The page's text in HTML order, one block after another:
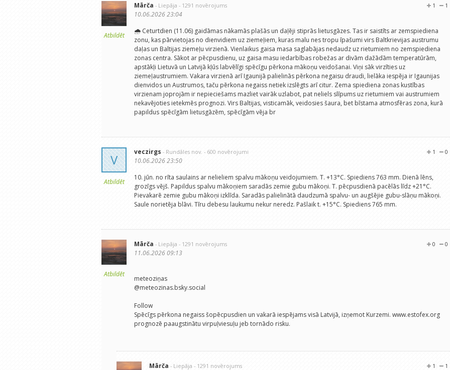
Atbildēt
Mārča - Liepāja - 1291 novērojums 1
1
10.06.2026 23:04
🌧️ Ceturtdien (11.06) gaidāmas nākamās plašās un daļēji stiprās lietusgāzes. Tas ir saistīts ar zemspiediena
zonu, kas pārvietojas no dienvidiem uz ziemeļiem, kuras malu nes tropu īpašumi virs Baltkrievijas austrumu
daļas un Baltijas ziemeļu virzienā. Vienlaikus gaisa masa saglabājas nedaudz uz rietumiem no zemspiediena
zonas centra. Sākot ar pēcpusdienu, uz gaisa masu iedarbības robežas ar divām dažādām temperatūrām,
apstākļi Lietuvā un Latvijā kļūs labvēlīgi spēcīgu pērkona mākoņu veidošanai. Viņi sāk virzīties uz
ziemeļaustrumiem. Vakara virzienā arī Igaunijā palielinās pērkona negaisu draudi, lielāka iespēja ir Igaunijas
dienvidos un Austrumos, taču pērkona negaiss netiek izslēgts arī citur. Zema spiediena zonas kustības
virzienam joprojām ir nepieciešams mazliet vairāk uzlabot, pat neliels slīpums uz rietumiem vai austrumiem
nekavējoties ietekmēs prognozi. Virs Baltijas, visticamāk, veidosies šaura, bet bīstama atmosfēras zona, kurā
papildus spēcīgām lietusgāzēm, spēcīgām vēja br
V
Atbildēt
veczirgs - Rundāles nov. - 600 novērojumi 0
1
10.06.2026 23:50
10. jūn. no rīta saulains ar nelieliem spalvu mākoņu veidojumiem. T. +13°C. Spiediens 763 mm. Dienā lēns,
grozīgs vējš. Papildus spalvu mākoņiem saradās zemie gubu mākoņi. T. pēcpusdienā pacēlās līdz +21°C.
Pievakarē zemie gubu mākoņi izklīda. Saradās palielinātā daudzumā spalvu- un augšējie gubu-slāņu mākoņi.
Saule norietēja blāvi. Tīru debesu laukumu nekur neredz. Pašlaik t. +15°C. Spiediens 765 mm.
Atbildēt
Mārča - Liepāja - 1291 novērojums 0
0
11.06.2026 09:13
meteoziņas
‪@meteozinas.bsky.social‬
Follow
Spēcīgs pērkona negaiss šopēcpusdien un vakarā iespējams visā Latvijā, izņemot Kurzemi. www.estofex.org
prognozē paaugstinātu virpuļviesuļu jeb tornādo risku.
Mārča - Liepāja - 1291 novērojums 1
1